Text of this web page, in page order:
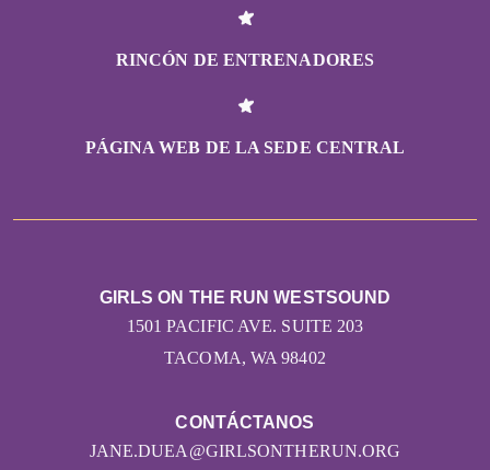
RINCÓN DE ENTRENADORES
PÁGINA WEB DE LA SEDE CENTRAL
CONTÁCTANOS
JANE.DUEA@GIRLSONTHERUN.ORG
GIRLS ON THE RUN WESTSOUND
1501 PACIFIC AVE. SUITE 203
TACOMA, WA 98402